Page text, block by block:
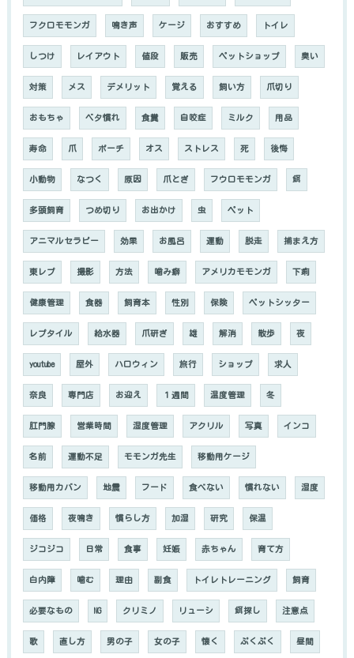
フクロモモンガ 鳴き声 ケージ おすすめ トイレ
しつけ レイアウト 値段 販売 ペットショップ 臭い
対策 メス デメリット 覚える 飼い方 爪切り
おもちゃ ベタ慣れ 食糞 自咬症 ミルク 用品
寿命 爪 ポーチ オス ストレス 死 後悔
小動物 なつく 原因 爪とぎ フウロモモンガ 餌
多頭飼育 つめ切り お出かけ 虫 ペット
アニマルセラピー 効果 お風呂 運動 脱走 捕まえ方
東レプ 撮影 方法 噛み癖 アメリカモモンガ 下痢
健康管理 食器 飼育本 性別 保険 ペットシッター
レプタイル 給水器 爪研ぎ 雄 解消 散歩 夜
youtube 屋外 ハロウィン 旅行 ショップ 求人
奈良 専門店 お迎え １週間 温度管理 冬
肛門腺 営業時間 湿度管理 アクリル 写真 インコ
名前 運動不足 モモンガ先生 移動用ケージ
移動用カバン 地震 フード 食べない 慣れない 湿度
価格 夜鳴き 慣らし方 加湿 研究 保温
ジコジコ 日常 食事 妊娠 赤ちゃん 育て方
白内障 噛む 理由 副食 トイレトレーニング 飼育
必要なもの NG クリミノ リューシ 餌探し 注意点
歌 直し方 男の子 女の子 懐く ぷくぷく 昼間